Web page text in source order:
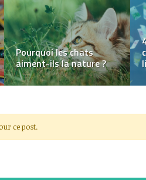
L’Essentiel des fond
photos : trois couleurs à
avoir dans son studio
photo !
ce post.